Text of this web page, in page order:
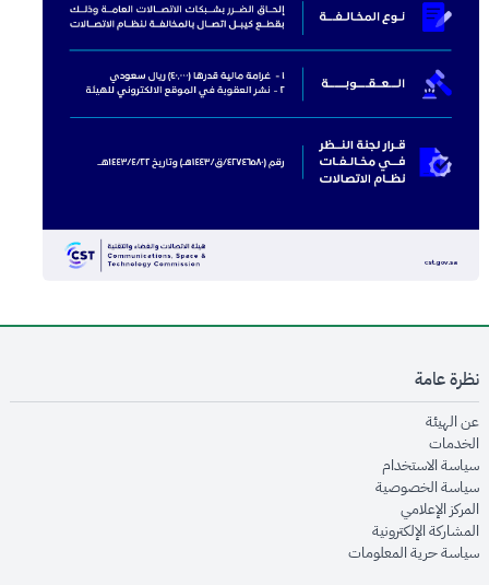
نظرة عامة
عن الهيئةopens in new window
الخدماتopens in new window
سياسة الاستخدام
سياسة الخصوصيةopens in new window
المركز الإعلاميopens in new window
المشاركة الإلكترونيةopens in new window
سياسة حرية المعلوماتopens in new window